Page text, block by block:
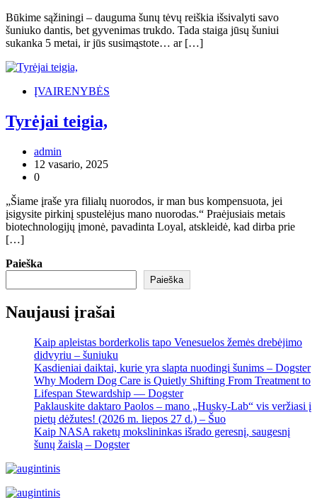
Būkime sąžiningi – dauguma šunų tėvų reiškia išsivalyti savo
šuniuko dantis, bet gyvenimas trukdo. Tada staiga jūsų šuniui
sukanka 5 metai, ir jūs susimąstote… ar […]
ĮVAIRENYBĖS
Tyrėjai teigia,
admin
12 vasario, 2025
0
„Šiame įraše yra filialų nuorodos, ir man bus kompensuota, jei
įsigysite pirkinį spustelėjus mano nuorodas.“ Praėjusiais metais
biotechnologijų įmonė, pavadinta Loyal, atskleidė, kad dirba prie
[…]
Paieška
Paieška
Naujausi įrašai
Kaip apleistas borderkolis tapo Venesuelos žemės drebėjimo
didvyriu – šuniuku
Kasdieniai daiktai, kurie yra slapta nuodingi šunims – Dogster
Why Modern Dog Care is Quietly Shifting From Treatment to
Lifespan Stewardship — Dogster
Paklauskite daktaro Paolos – mano „Husky-Lab“ vis veržiasi į
pietų dėžutes! (2026 m. liepos 27 d.) – Šuo
Kaip NASA raketų mokslininkas išrado geresnį, saugesnį
šunų žaislą – Dogster